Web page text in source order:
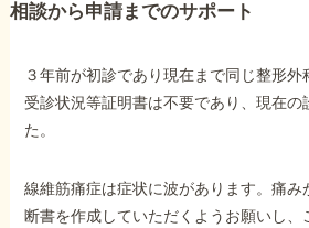
当事務所に
089-907-
相談から申請までのサポート
３年前が初診であり現在まで同じ整形
受診状況等証明書は不要であり、現在の
た。
線維筋痛症は症状に波があります。痛み
断書を作成していただくようお願いし、